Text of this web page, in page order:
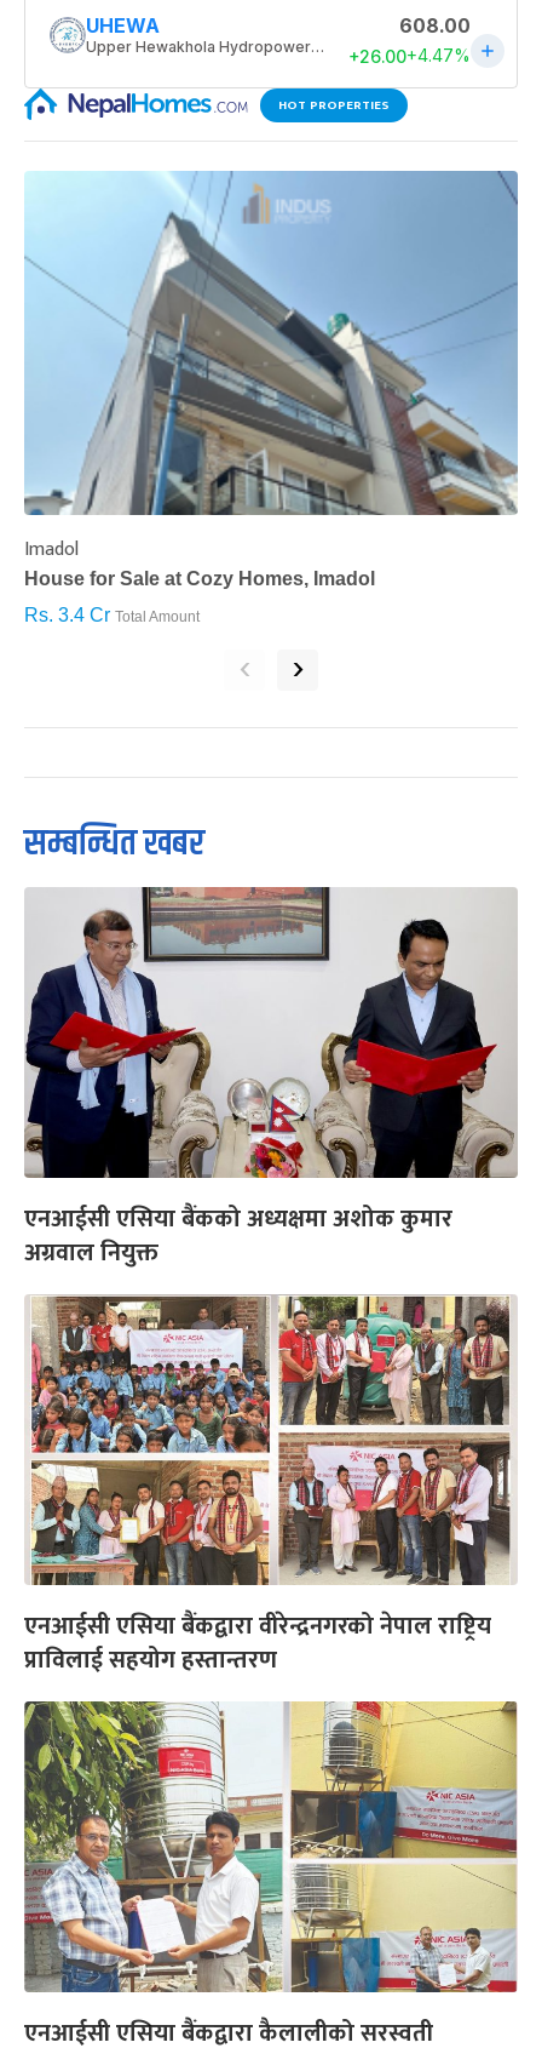
HOT PROPERTIES
Imadol
House for Sale at Cozy Homes, Imadol
Rs. 3.4 Cr Total Amount
‹ ›
सम्बन्धित खबर
एनआईसी एसिया बैंकको अध्यक्षमा अशोक कुमार
अग्रवाल नियुक्त
एनआईसी एसिया बैंकद्वारा वीरेन्द्रनगरको नेपाल राष्ट्रिय
प्राविलाई सहयोग हस्तान्तरण
एनआईसी एसिया बैंकद्वारा कैलालीको सरस्वती